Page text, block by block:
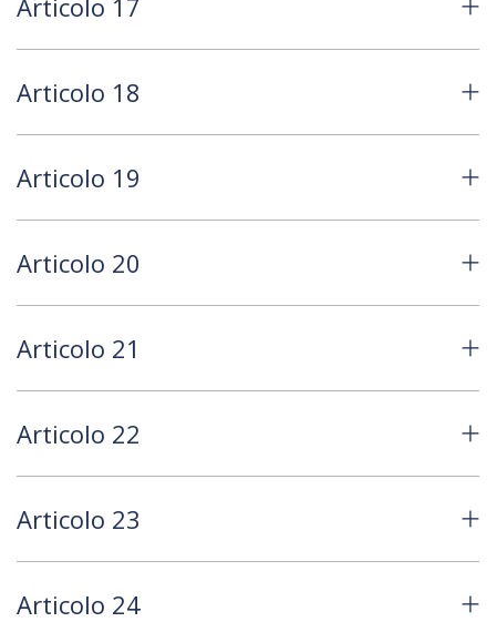
Articolo 17
Articolo 18
Articolo 19
Articolo 20
Articolo 21
Articolo 22
Articolo 23
Articolo 24